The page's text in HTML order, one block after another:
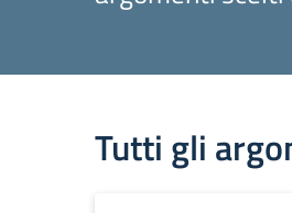
Tutti gli